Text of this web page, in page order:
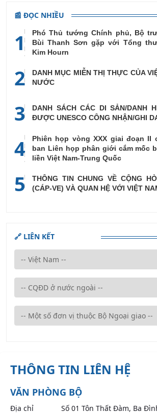
📰 ĐỌC NHIỀU
1
Phó Thủ tướng Chính phủ, Bộ
Bùi Thanh Sơn gặp với Tổng thư
Kim Hourn
2
DANH MỤC MIỄN THỊ THỰC CỦA
NƯỚC
3
DANH SÁCH CÁC DI SẢN/DANH
ĐƯỢC UNESCO CÔNG NHẬN/GHI
4
Phiên họp vòng XXX giai đoạn II
ban Liên họp phân giới cắm mốc
liền Việt Nam-Trung Quốc
5
THÔNG TIN CHUNG VỀ CỘNG
(CÁP-VE) VÀ QUAN HỆ VỚI VIỆT
🔗 LIÊN KẾT
THÔNG TIN LIÊN HỆ
VĂN PHÒNG BỘ
Địa chỉ Số 01 Tôn Thất Đàm, Ba